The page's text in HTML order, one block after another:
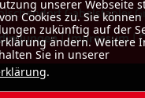
Gabelstapler
|Impressum|
unserer Webseite
Cookies zu. Sie
zukünftig auf der
ändern. Weitere
Sie in unserer
.